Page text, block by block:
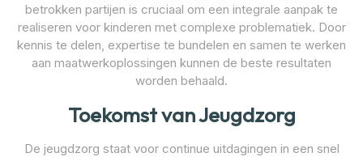
betrokken partijen is cruciaal om een integrale aanpak te
realiseren voor kinderen met complexe problematiek. Door
kennis te delen, expertise te bundelen en samen te werken
aan maatwerkoplossingen kunnen de beste resultaten
worden behaald.
Toekomst van Jeugdzorg
De jeugdzorg staat voor continue uitdagingen in een snel